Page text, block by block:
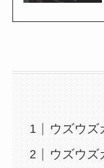
ウズウズ
ウズウズ